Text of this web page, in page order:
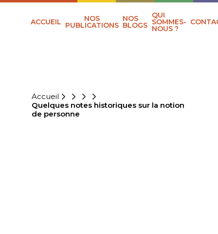
ACCUEIL NOS
PUBLICATIONS
NOS
BLOGS
QUI
SOMMES-
NOUS ?
Accueil
Quelques notes historiques sur la notion
de personne